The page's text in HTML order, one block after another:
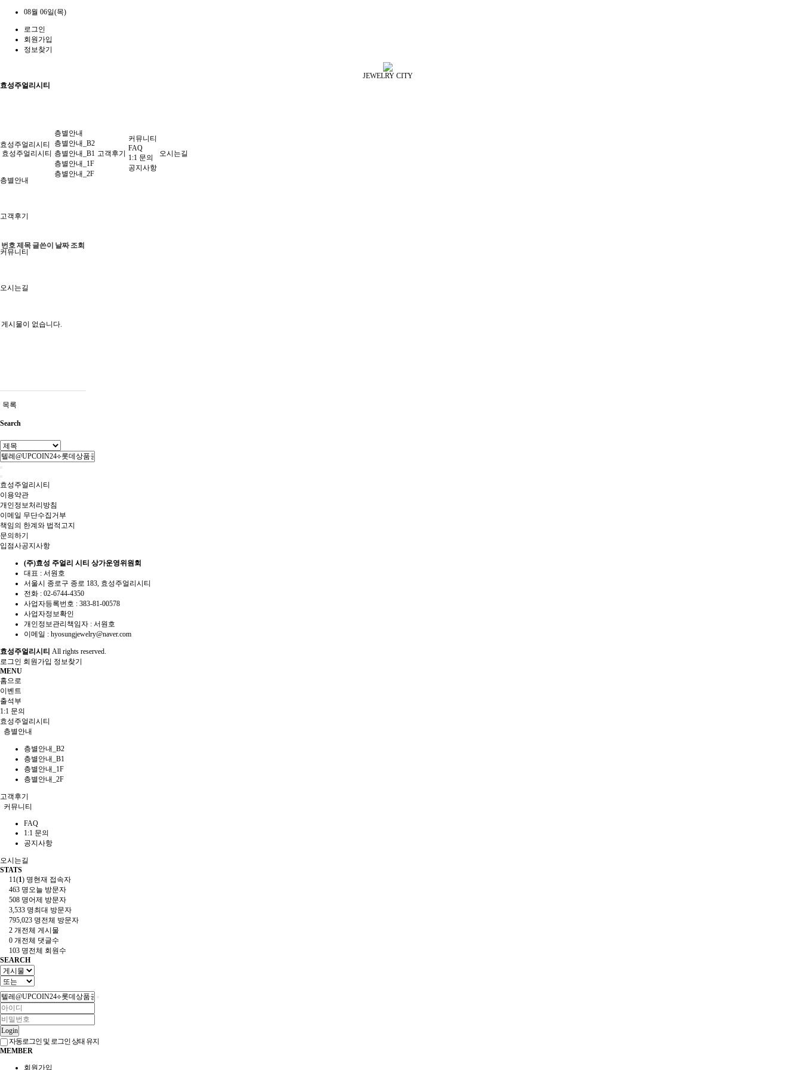
08월 06일(목)
로그인
회원가입
정보찾기
JEWELRY CITY
효성주얼리시티
효성주얼리시티
층별안내
고객후기
커뮤니티
오시는길
효성주얼리시티
층별안내
층별안내_B2
층별안내_B1
층별안내_1F
층별안내_2F
고객후기
커뮤니티
FAQ
1:1 문의
공지사항
오시는길
번호제목 글쓴이 날짜 조회
게시물이 없습니다.
목록
Search
효성주얼리시티
이용약관
개인정보처리방침
이메일 무단수집거부
책임의 한계와 법적고지
문의하기
입점사공지사항
(주)효성 주얼리 시티 상가운영위원회
대표 : 서원호
서울시 종로구 종로 183, 효성주얼리시티
전화 : 02-6744-4350
사업자등록번호 : 383-81-00578
사업자정보확인
개인정보관리책임자 : 서원호
이메일 : hyosungjewelry@naver.com
효성주얼리시티 All rights reserved.
로그인 회원가입 정보찾기
MENU
홈으로
이벤트
출석부
1:1 문의
효성주얼리시티
층별안내
층별안내_B2
층별안내_B1
층별안내_1F
층별안내_2F
고객후기
커뮤니티
FAQ
1:1 문의
공지사항
오시는길
STATS
11(1) 명현재 접속자
463 명오늘 방문자
508 명어제 방문자
3,533 명최대 방문자
795,023 명전체 방문자
2 개 전체 게시물
0 개 전체 댓글수
103 명전체 회원수
SEARCH
Login
자동로그인 및 로그인 상태 유지
MEMBER
회원가입